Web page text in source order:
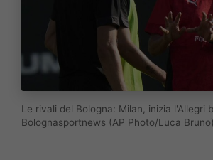
Le rivali del Bologna: Milan, inizia l'Allegri
Bolognasportnews (AP Photo/Luca Bruno)